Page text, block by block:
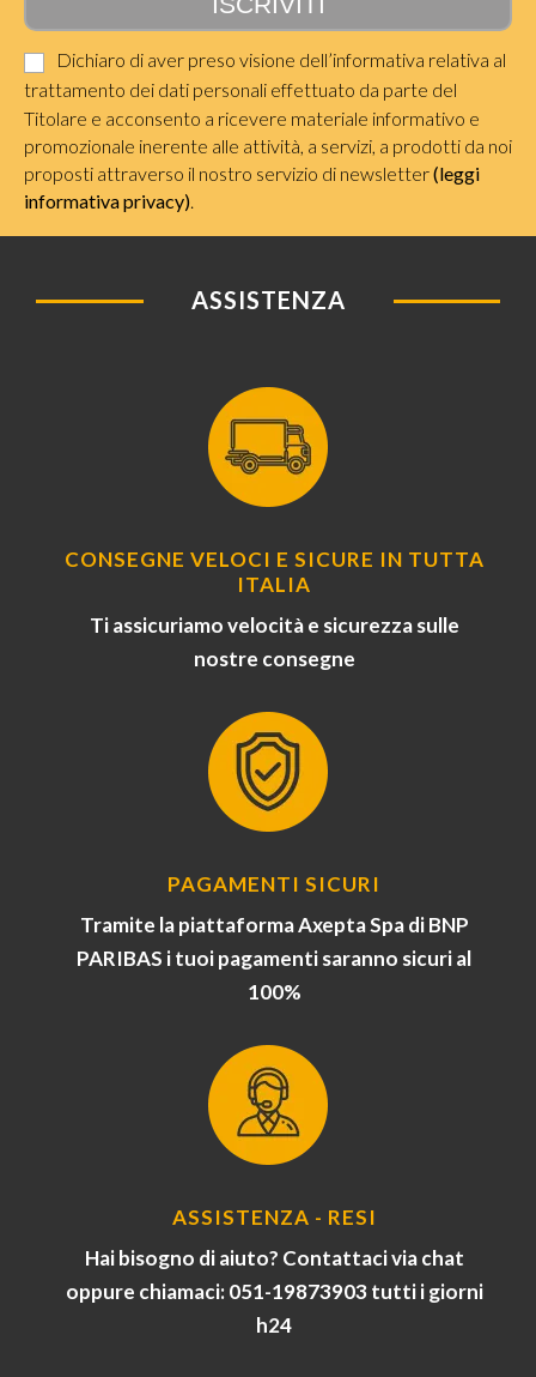
Dichiaro di aver preso visione dell’informativa relativa al
trattamento dei dati personali effettuato da parte del
Titolare e acconsento a ricevere materiale informativo e
promozionale inerente alle attività, a servizi, a prodotti da noi
proposti attraverso il nostro servizio di newsletter(leggi
informativa privacy).
ASSISTENZA
CONSEGNE VELOCI E SICURE IN TUTTA
ITALIA
Ti assicuriamo velocità e sicurezza sulle
nostre consegne
PAGAMENTI SICURI
Tramite la piattaforma Axepta Spa di BNP
PARIBAS i tuoi pagamenti saranno sicuri al
100%
ASSISTENZA - RESI
Hai bisogno di aiuto? Contattaci via chat
oppure chiamaci: 051-19873903 tutti i giorni
h24